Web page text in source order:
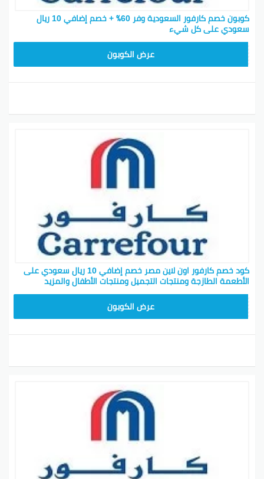
كوبون خصم كارفور السعودية وفر 60٪ + خصم إضافي 10 ريال
سعودي على كل شيء
عرض الكوبون
كود خصم كارفور اون لاين مصر خصم إضافي 10 ريال سعودي على
الأطعمة الطازجة ومنتجات التجميل ومنتجات الأطفال والمزيد
عرض الكوبون